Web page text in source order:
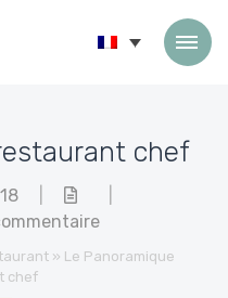
chef
» Le Panoramique
chef